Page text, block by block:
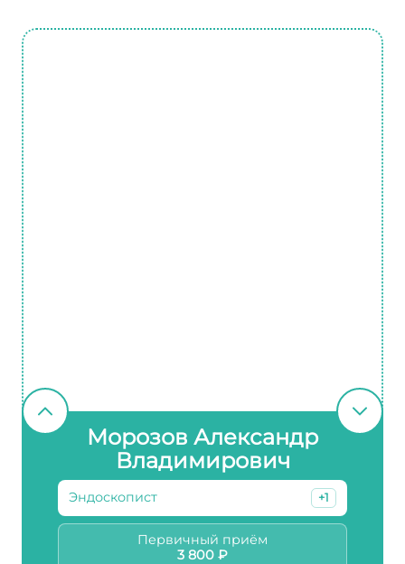
Морозов Александр
Владимирович
Эндоскопист +1
Первичный приём
3 800 ₽